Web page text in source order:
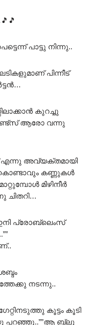
പാട്ടു നിന്നു..
പിന്നീട്
കുറച്ചു
ആരോ വന്നു
അവ്യക്തമായി
കണ്ണുകൾ
മിഴിനീർ
ചിതറി…
പ്രോബ്ലെംസ്
നടന്നു..
കൂട്ടം കൂടി
പറഞ്ഞു..””ആ ബ്ലൂ